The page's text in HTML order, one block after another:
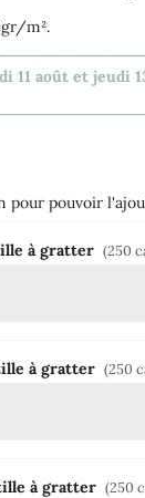
m².
11 août et jeudi
pour pouvoir
à gratter (250
à gratter (250
à gratter (250